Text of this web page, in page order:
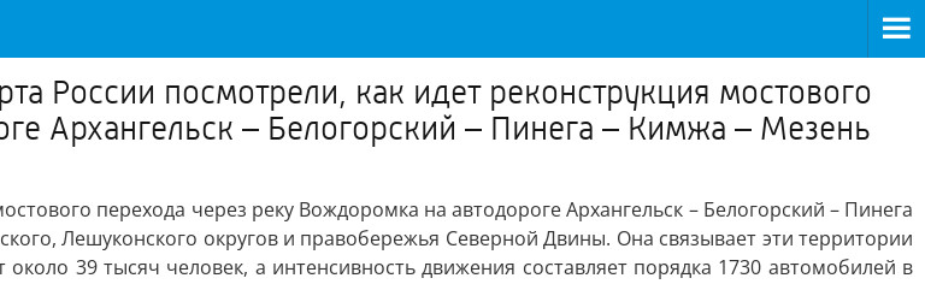
России посмотрели, как идет реконструкция мостового
Архангельск – Белогорский – Пинега – Кимжа – Мезень
перехода через реку Вождоромка на автодороге Архангельск – Белогорский – Пинега
Лешуконского округов и правобережья Северной Двины. Она связывает эти территории
39 тысяч человек, а интенсивность движения составляет порядка 1730 автомобилей в